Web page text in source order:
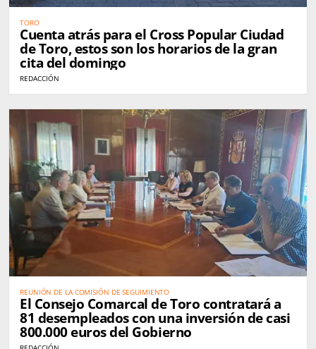
TORO
Cuenta atrás para el Cross Popular Ciudad
de Toro, estos son los horarios de la gran
cita del domingo
REDACCIÓN
REUNIÓN DE LA COMISIÓN DE SEGUIMIENTO
El Consejo Comarcal de Toro contratará a
81 desempleados con una inversión de casi
800.000 euros del Gobierno